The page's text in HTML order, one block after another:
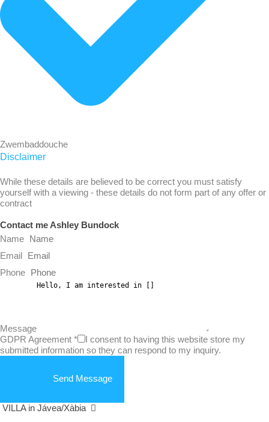
Zwembaddouche
Disclaimer
While these details are believed to be correct you must satisfy
yourself with a viewing - these details do not form part of any offer or
contract
Contact me Ashley Bundock
Name
Email
Phone
Message
GDPR Agreement *
I consent to having this website store my
submitted information so they can respond to my inquiry.
Send Message
VILLA in Jávea/Xàbia